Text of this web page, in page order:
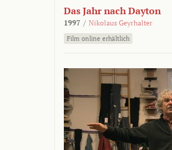
Das Jahr nach Dayton
1997 / Nikolaus Geyrhalter
Film online erhältlich